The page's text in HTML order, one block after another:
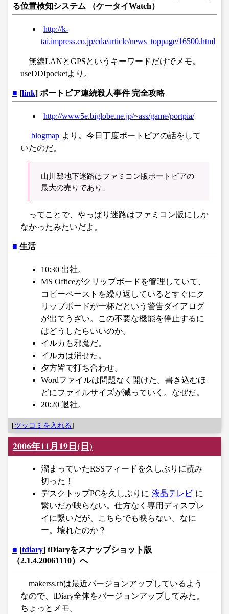
る位置検知システム （ケータイWatch）
http://k-
tai.impress.co.jp/cda/article/news_toppage/16500.html
無線LANとGPSというキーワードだけでメモ。
useDDIpocketより。
■ [link] ポートピア連続殺人事件 完全攻略
http://www5e.biglobe.ne.jp/~ass/game/portpia/
blogmap より。今日丁度ポートピアの話をして
いたのだ。
山川邸地下迷路はファミコン版ポートピアの
最大の売りであり、
ってことで、やっぱり迷路はファミコン版にしか
なかったみたいだよ。
■ 生活
10:30 出社。
MS Officeがクリップボードを管理していて、
コピーペーストを繰り返しているとすぐにク
リップボードが一杯だという警告ダイアログ
が出てうざい。この不要な機能を停止するに
はどうしたらいいのか。
イルカも邪魔だ。
イルカは消せた。
夕方皆で打ち合わせ。
Wordファイルは問題なく開けた。書き込むほ
どにファイルサイズが減っていく。なぜだ。
20:20 退社。
[ツッコミを入れる]
2006年11月19日(日)
溜まっていたRSSフィードを久しぶりに読み
切った！
デスクトップPCを久しぶりに 液晶テレビ に
繋いだが映らない。仕方なく専用ディスプレ
イに繋いだが、こちらでも映らない。なに
ー。壊れたのか？
■ [tdiary] tDiaryをスナップショット版
（2.1.4.20061110）へ
makerss.rbは最近バージョンアップしているよう
なので、tDiary全体をバージョンアップしてみた。
ちょっとメモ。